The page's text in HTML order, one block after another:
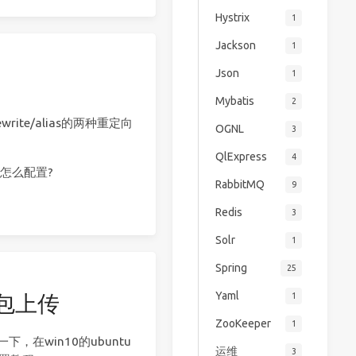
alias的两种重定向
么配置?
上传
下，在win10的ubuntu
Hystrix 1
Jackson 1
Json 1
Mybatis 2
OGNL 3
QlExpress 4
RabbitMQ 9
Redis 3
Solr 1
Spring 25
Yaml 1
ZooKeeper 1
运维 3